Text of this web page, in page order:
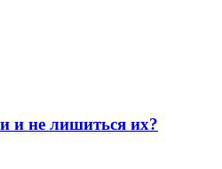
и не лишиться их?